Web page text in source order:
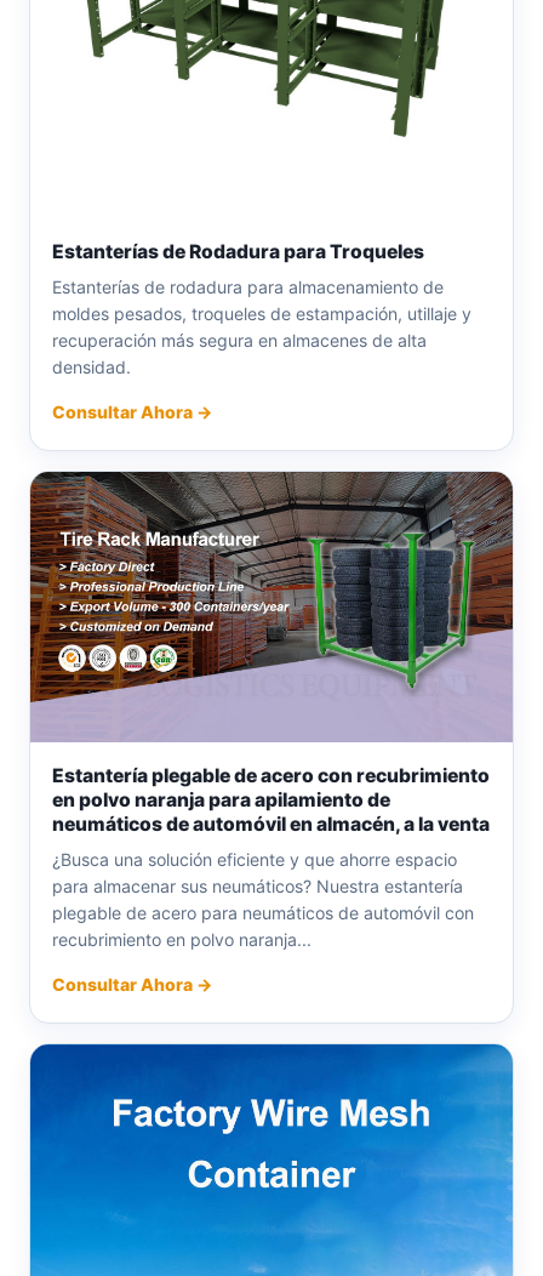
Estanterías de Rodadura para Troqueles
Estanterías de rodadura para almacenamiento de
moldes pesados, troqueles de estampación, utillaje y
recuperación más segura en almacenes de alta
densidad.
Consultar Ahora →
Estantería plegable de acero con recubrimiento
en polvo naranja para apilamiento de
neumáticos de automóvil en almacén, a la venta
¿Busca una solución eficiente y que ahorre espacio
para almacenar sus neumáticos? Nuestra estantería
plegable de acero para neumáticos de automóvil con
recubrimiento en polvo naranja...
Consultar Ahora →